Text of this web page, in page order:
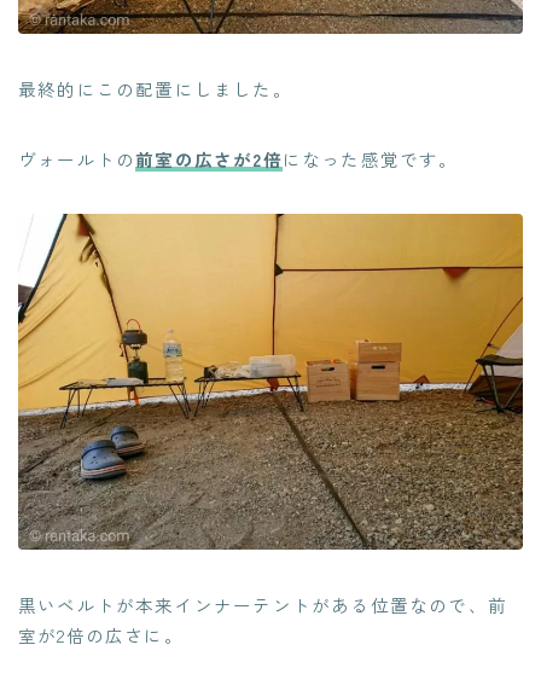
最終的にこの配置にしました。
ヴォールトの前室の広さが2倍になった感覚です。
黒いベルトが本来インナーテントがある位置なので、前
室が2倍の広さに。